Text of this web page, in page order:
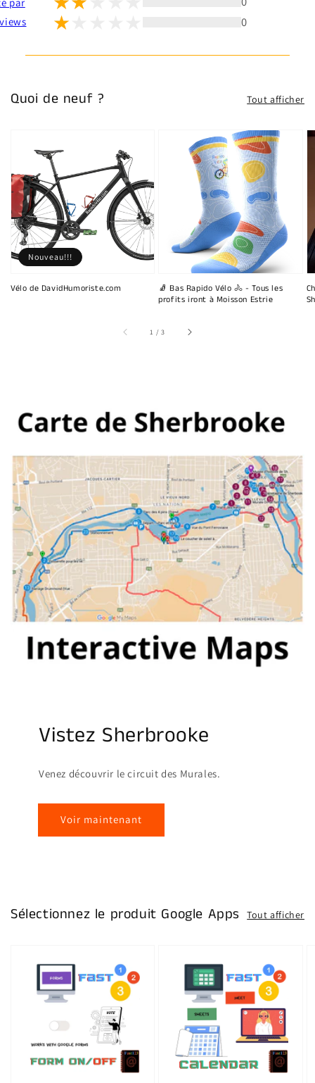
0
Quoi de neuf ? Tout afficher
Vélo de DavidHumoriste.com
Nouveau!!!
🧦 Bas Rapido Vélo 🚴 - Tous les
profits iront à Moisson Estrie
1 /sur
3
Vistez Sherbrooke
Venez découvrir le circuit des Murales.
Voir maintenant
Sélectionnez le produit Google Apps Tout afficher